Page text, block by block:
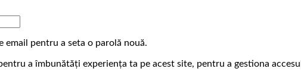
email pentru a seta o parolă nouă.
a îmbunătăți experiența ta pe acest site, pentru a gestiona